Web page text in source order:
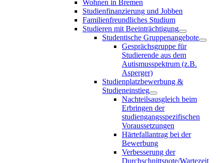
Wohnen in Bremen
Studienfinanzierung und Jobben
Familienfreundliches Studium
Studieren mit Beeinträchtigung
Studentische Gruppenangebote
Gesprächsgruppe für
Studierende aus dem
Autismusspektrum (z.B.
Asperger)
Studienplatzbewerbung &
Studieneinstieg
Nachteilsausgleich beim
Erbringen der
studiengangsspezifischen
Voraussetzungen
Härtefallantrag bei der
Bewerbung
Verbesserung der
Durchschnittsnote/Wartezeit